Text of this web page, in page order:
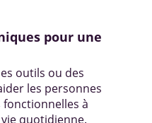
pour une
outils ou des
les personnes
à
quotidienne.